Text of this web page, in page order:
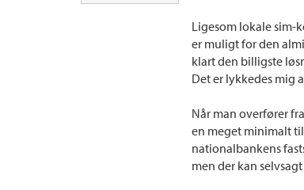
Ligesom lokale sim-
er muligt for den
klart den billigste
Det er lykkedes mig
Når man overfører
en meget minimalt
nationalbankens
men der kan